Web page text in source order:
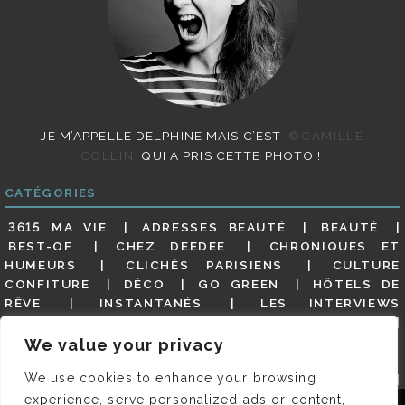
We value your privacy
We use cookies to enhance your browsing
experience, serve personalized ads or content,
JE M’APPELLE DELPHINE MAIS C’EST
©CAMILLE
COLLIN
QUI A PRIS CETTE PHOTO !
CATÉGORIES
3615 MA VIE ADRESSES BEAUTÉ
BEAUTÉ
BEST-OF
CHEZ DEEDEE
CHRONIQUES ET
HUMEURS
CLICHÉS PARISIENS
CULTURE
CONFITURE
DÉCO GO GREEN
HÔTELS DE
RÊVE
INSTANTANÉS
LES INTERVIEWS
MES ADRESSES
MODE NON CLASSÉ
GUIDE
PARIS EN PHOTOS
RESTAURANTS
REVUE DE PRESSE DÉTAILLÉE, SIOU PLAIT